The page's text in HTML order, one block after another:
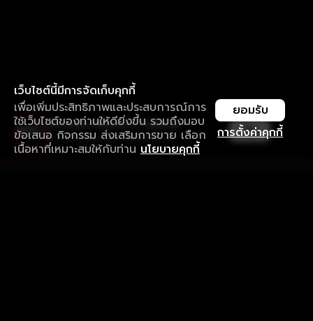
เว็บไซต์นี้มีการจัดเก็บคุกกี้
เพื่อเพิ่มประสิทธิภาพและประสบการณ์การ
ใช้เว็บไซต์ของท่านให้ดียิ่งขึ้น รวมถึงมอบ
ข้อเสนอ กิจกรรม ส่งเสริมการขาย เลือก
เนื้อหาที่เหมาะสมให้กับท่าน นโยบายคุกกี้
การตั้งค่าคุกกี้
ยอมรับ
ใช้งานแอป ลื่นไหลกว่า ไม่มีสะดุด
ดาวน์โหลดแอปเพื่อการรับชมที่ดีกว่า เปิด